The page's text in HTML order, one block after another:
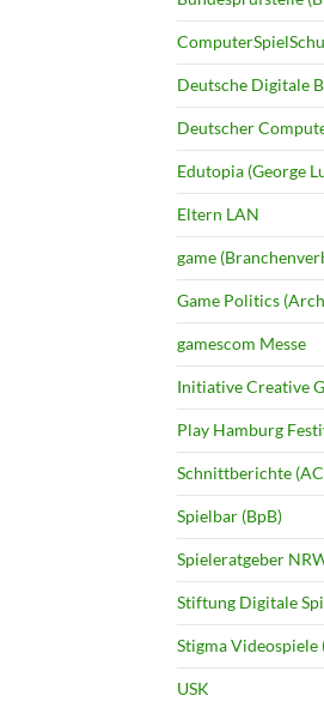
Deutsche Digitale
Deutscher
Edutopia (George
Eltern LAN
game
Game Politics
gamescom Messe
Initiative Creative
Play Hamburg
Schnittberichte
Spielbar (BpB)
Spieleratgeber
Stiftung Digitale
Stigma
USK